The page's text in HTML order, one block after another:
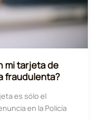
mi tarjeta de
fraudulenta?
es sólo el
en la Policía